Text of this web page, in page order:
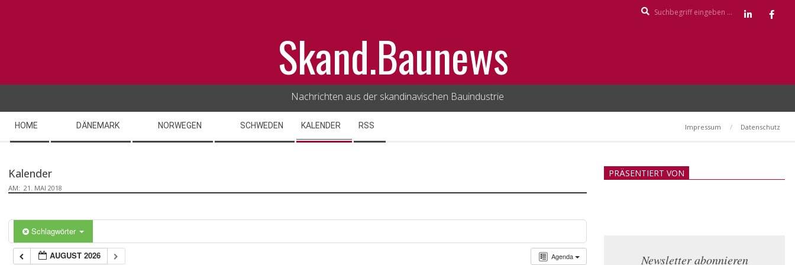
Skand.Baunews
Nachrichten aus der skandinavischen Bauindustrie
Navigation
Menu
HOME DÄNEMARK NORWEGEN SCHWEDEN KALENDER RSS Impressum Datenschutz
Kalender
AM: 21. MAI 2018
Schlagwörter
Agenda
AUGUST 2026
PRÄSENTIERT VON
Newsletter abonnieren